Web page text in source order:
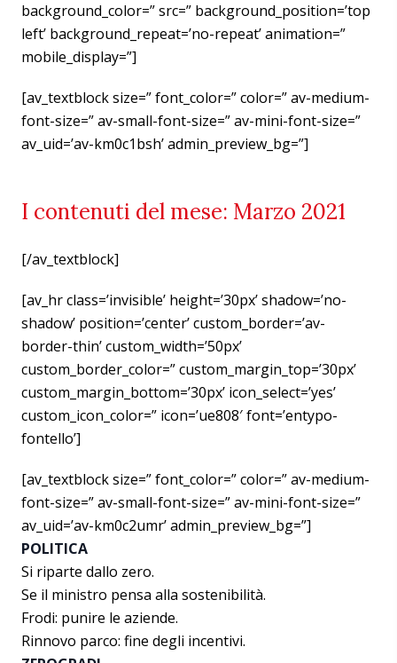
background_color=” src=” background_position=’top
left’ background_repeat=’no-repeat’ animation=”
mobile_display=”]
[av_textblock size=” font_color=” color=” av-medium-
font-size=” av-small-font-size=” av-mini-font-size=”
av_uid=’av-km0c1bsh’ admin_preview_bg=”]
I contenuti del mese: Marzo 2021
[/av_textblock]
[av_hr class=’invisible’ height=’30px’ shadow=’no-
shadow’ position=’center’ custom_border=’av-
border-thin’ custom_width=’50px’
custom_border_color=” custom_margin_top=’30px’
custom_margin_bottom=’30px’ icon_select=’yes’
custom_icon_color=” icon=’ue808′ font=’entypo-
fontello’]
[av_textblock size=” font_color=” color=” av-medium-
font-size=” av-small-font-size=” av-mini-font-size=”
av_uid=’av-km0c2umr’ admin_preview_bg=”]
POLITICA
Si riparte dallo zero.
Se il ministro pensa alla sostenibilità.
Frodi: punire le aziende.
Rinnovo parco: fine degli incentivi.